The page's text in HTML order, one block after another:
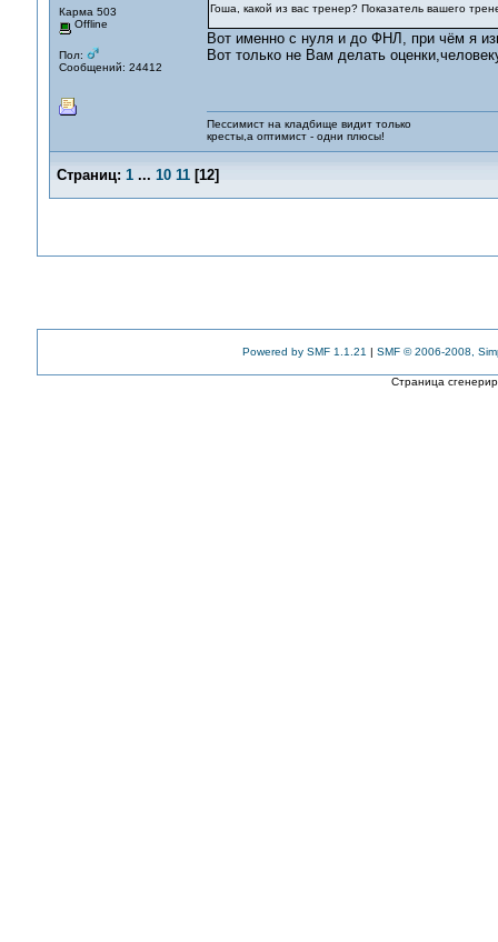
Карма 503
Offline
Пол:
Сообщений: 24412
Гоша, какой из вас тренер? Показатель вашего
Вот именно с нуля и до ФНЛ, при чём я
Вот только не Вам делать
Пессимист на кладбище видит только
кресты,а оптимист - одни плюсы!
Страниц: 1 ... 10 11[12]
Powered by SMF 1.1.21 | SMF © 2006-2008,
Страница